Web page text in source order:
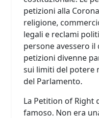
petizioni alla
religione,
legali e reclami
persone avessero
petizioni divenne
sui limiti del potere
del Parlamento.
La Petition of Right
famoso. Non era